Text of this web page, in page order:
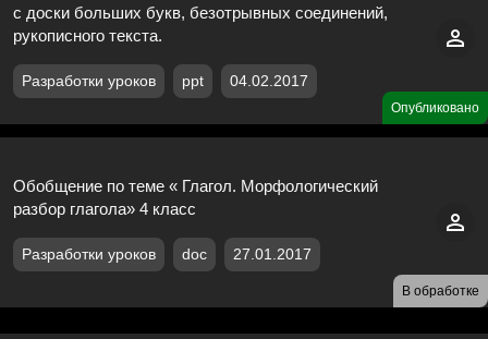
Опубликовано
с доски больших букв, безотрывных соединений,
рукописного текста.
Разработки уроков ppt 04.02.2017
В обработке
Обобщение по теме « Глагол. Морфологический
разбор глагола» 4 класс
Разработки уроков doc 27.01.2017